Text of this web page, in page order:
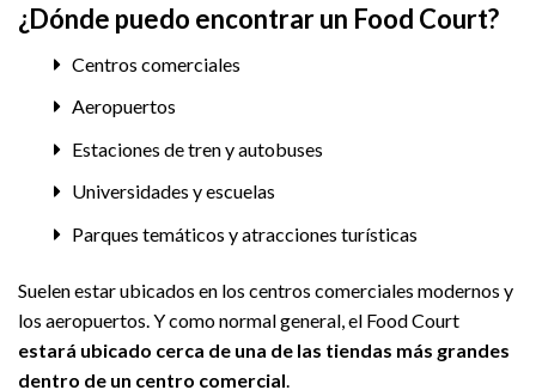
¿Dónde puedo encontrar un Food Court?
Centros comerciales
Aeropuertos
Estaciones de tren y autobuses
Universidades y escuelas
Parques temáticos y atracciones turísticas
Suelen estar ubicados en los centros comerciales modernos y
los aeropuertos. Y como normal general, el Food Court
estará ubicado cerca de una de las tiendas más grandes
dentro de un centro comercial.